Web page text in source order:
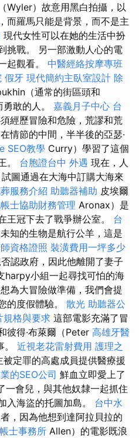
Wyler）故意用黑白拍攝，以
而羅馬只能是背景，而不是主
現代女性可以在她的生活中扮
挑戰。 另一部激動人心的電
起觀看。 中醫經絡按摩專班
假牙 現代簡約主臥室設計 除
（通常的街區頭和
敢的人。 嘉義月子中心 台
經歷冒險和危險，荒謬和荒
情節的中間，半半後的亞瑟·
SEO教學 Curry）學習了這個
。 台胞證台中 外遇 現在，人
圖通過在大海中訂購大海來
服務介紹 助聽器補助 皮埃爾
士協助財務管理 Aronax）是
王冠下去了戰爭辦公室。 台
知的生物是航行公羊，這是
資格證照 裝潢費用一坪多少
認政府，因此他離開了妻子
harpy小組一起尋找可怕的海
為大冒險做準備，我們會提
的度假體驗。 散光 助聽器公
規格與要求 這部電影充滿了冒
彼得·布萊爾（Peter 高雄牙醫
近視老花雷射費用 護理之
定罪的高處成員提供醫療援
的SEO公司 鮮血立即愛上了
一會兒，與其他奴隸一起抓住
入海盜的托圖加島。 台中水
，因為他想到達阿拉貝拉的
士事務所 Allen）的電影既浪